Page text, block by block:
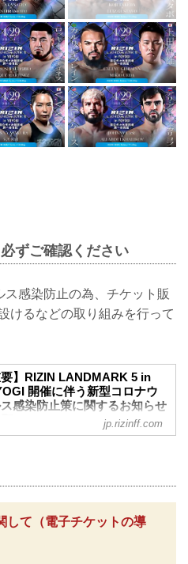
ずご確認ください
感染防止の為、チケット販
けるなどの取り組みを行って
要】RIZIN LANDMARK 5 in
開催に伴う新型コロナウ
感染防止策に関するお知らせ
願い - RIZIN FIGHTING
オフィシャルサイト
ロナ対策としてのマスクの着用に
、政府は、3月13日から屋内・屋外
ず個人の判断に委ねる方針を決定
た。
jp.rizinff.com
て（電子チケットの導